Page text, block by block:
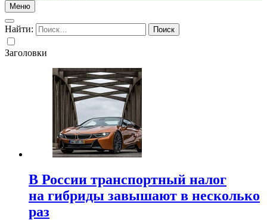
Меню
Найти:
Заголовки
В России транспортный налог
на гибриды завышают в несколько
раз